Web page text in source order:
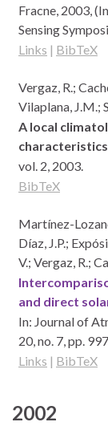
Fracne, 2003,
Sensing
Links | BibTeX
Vergaz, R.;
Vilaplana, J.M.;
A local
vol. 2, 2003.
BibTeX
Martínez-
Díaz, J.P.;
V.; Vergaz, R.;
and direct
In: Journal of
20,no. 7,pp.
Links | BibTeX
2002